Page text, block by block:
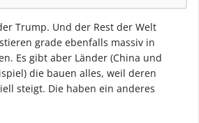
Trump. Und der Rest der Welt
grade ebenfalls massiv in
Es gibt aber Länder (China und
die bauen alles, weil deren
steigt. Die haben ein anderes